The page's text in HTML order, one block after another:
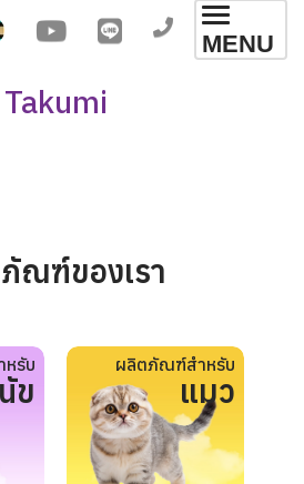
MENU
Takumi
ณฑ์ของเรา
รับ
ข
ผลิตภัณฑ์สำหรับ
แมว